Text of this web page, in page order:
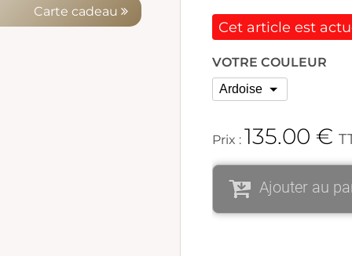
Carte cadeau
Cet article est
VOTRE COULEUR
Prix : 135.00 €
Ajouter au